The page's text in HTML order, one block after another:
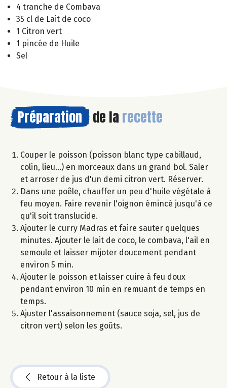
4 tranche de Combava
35 cl de Lait de coco
1 Citron vert
1 pincée de Huile
Sel
Préparation de la recette
Couper le poisson (poisson blanc type cabillaud,
colin, lieu...) en morceaux dans un grand bol. Saler
et arroser de jus d'un demi citron vert. Réserver.
Dans une poêle, chauffer un peu d'huile végétale à
feu moyen. Faire revenir l'oignon émincé jusqu'à ce
qu'il soit translucide.
Ajouter le curry Madras et faire sauter quelques
minutes. Ajouter le lait de coco, le combava, l'ail en
semoule et laisser mijoter doucement pendant
environ 5 min.
Ajouter le poisson et laisser cuire à feu doux
pendant environ 10 min en remuant de temps en
temps.
Ajuster l'assaisonnement (sauce soja, sel, jus de
citron vert) selon les goûts.
Retour à la liste